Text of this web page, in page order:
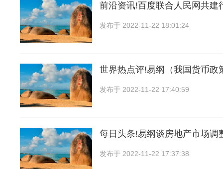
前沿资讯!百度联合人民网共建
发布于 2022-11-22 18:01:24
世界热点评!易纲（我国货币政
发布于 2022-11-22 17:40:59
每日头条!易纲谈房地产市场调
发布于 2022-11-22 17:37:38